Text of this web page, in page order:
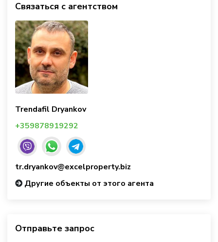
Связаться с агентством
Trendafil Dryankov
+359878919292
tr.dryankov@excelproperty.biz
Другие объекты от этого агента
Отправьте запрос